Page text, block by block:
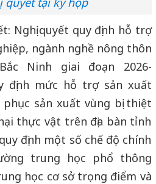
Nghị quyết quy định hỗ trợ
ngành nghề nông thôn
Ninh giai đoạn 2026-
định mức hỗ trợ sản xuất
sản xuất vùng bị thiệt
thực vật trên địa bàn tỉnh
định một số chế độ chính
trung học phổ thông
học cơ sở trọng điểm và